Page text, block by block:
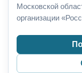
Московской
организации